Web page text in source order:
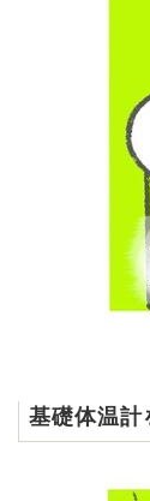
基礎体温